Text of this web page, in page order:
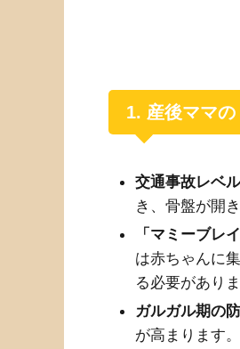
1. 産後ママ
交通事故レベ
き、骨盤が開
「マミーブレ
は赤ちゃんに
る必要がありま
ガルガル期の
が高まります